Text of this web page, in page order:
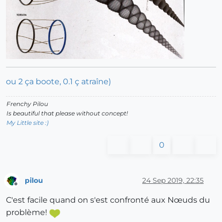
ou 2 ça boote, 0.1 ç atraîne)
Frenchy Pilou
Is beautiful that please without concept!
My Little site :)
0
pilou 24 Sep 2019, 22:35
C'est facile quand on s'est confronté aux Nœuds du
problème!